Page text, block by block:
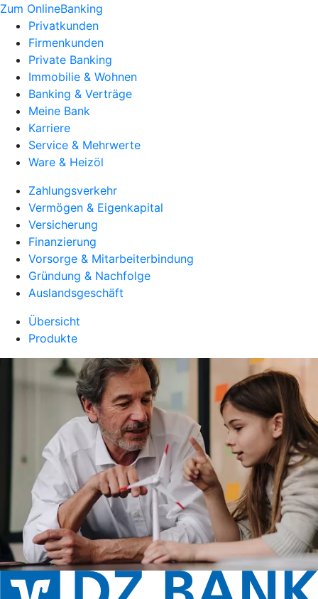
Zum OnlineBanking
Privatkunden
Firmenkunden
Private Banking
Immobilie & Wohnen
Banking & Verträge
Meine Bank
Karriere
Service & Mehrwerte
Ware & Heizöl
Zahlungsverkehr
Vermögen & Eigenkapital
Versicherung
Finanzierung
Vorsorge & Mitarbeiterbindung
Gründung & Nachfolge
Auslandsgeschäft
Übersicht
Produkte